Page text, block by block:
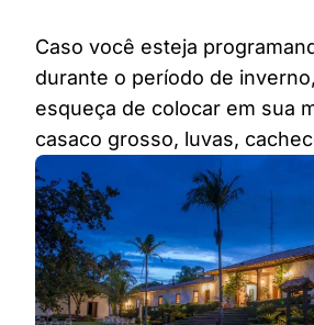
Caso você esteja
durante o período de
esqueça de colocar em sua
casaco grosso, luvas,